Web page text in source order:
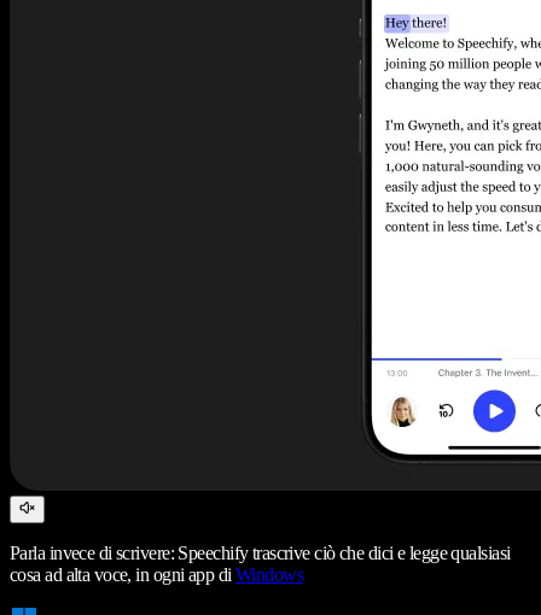
Parla invece di scrivere: Speechify trascrive ciò che dici e legge qualsiasi
cosa ad alta voce, in ogni app di Windows